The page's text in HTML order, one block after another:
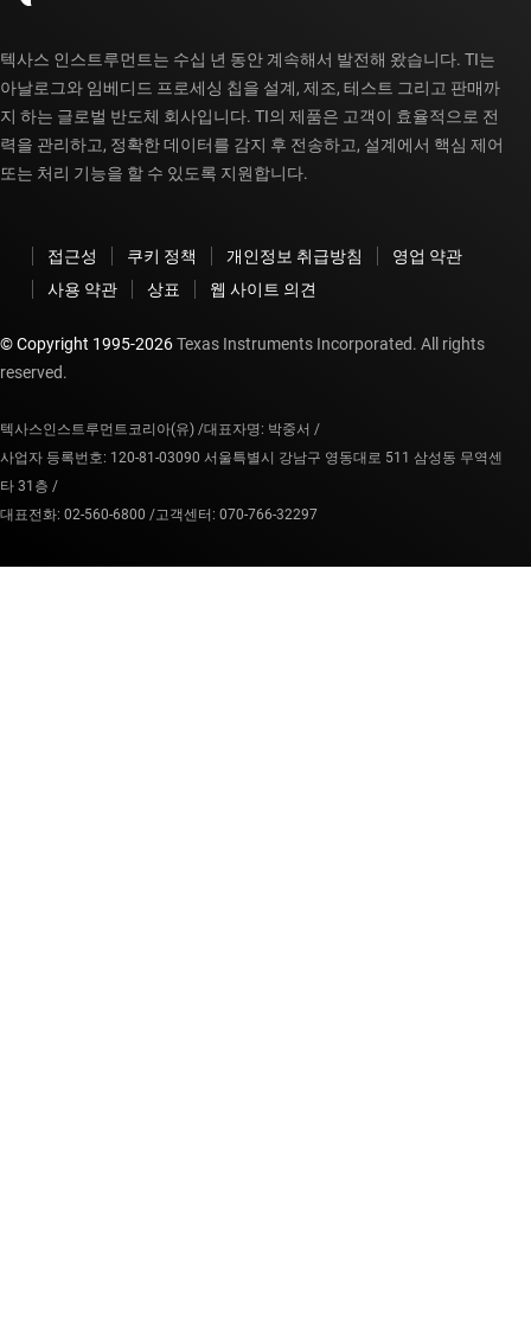
텍사스 인스트루먼트는 수십 년 동안 계속해서 발전해 왔습니다. TI는
아날로그와 임베디드 프로세싱 칩을 설계, 제조, 테스트 그리고 판매까
지 하는 글로벌 반도체 회사입니다. TI의 제품은 고객이 효율적으로 전
력을 관리하고, 정확한 데이터를 감지 후 전송하고, 설계에서 핵심 제어
또는 처리 기능을 할 수 있도록 지원합니다.
접근성 쿠키 정책 개인정보 취급방침
영업 약관
사용 약관
상표 웹 사이트 의견
© Copyright 1995-2026Texas Instruments Incorporated. All rights
reserved.
텍사스인스트루먼트코리아(유) /대표자명: 박중서 /
사업자 등록번호: 120-81-03090 서울특별시 강남구 영동대로 511 삼성동 무역센
타 31층 /
대표전화: 02-560-6800 /고객센터: 070-766-32297